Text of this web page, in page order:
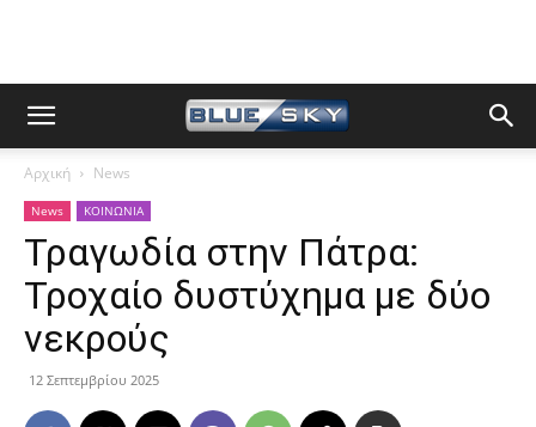
Αρχική News
News ΚΟΙΝΩΝΙΑ
Τραγωδία στην Πάτρα:
Τροχαίο δυστύχημα με δύο
νεκρούς
12 Σεπτεμβρίου 2025